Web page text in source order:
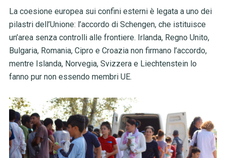
La coesione europea sui confini esterni è legata a uno dei
pilastri dell’Unione: l’accordo di Schengen, che istituisce
un’area senza controlli alle frontiere. Irlanda, Regno Unito,
Bulgaria, Romania, Cipro e Croazia non firmano l’accordo,
mentre Islanda, Norvegia, Svizzera e Liechtenstein lo
fanno pur non essendo membri UE.